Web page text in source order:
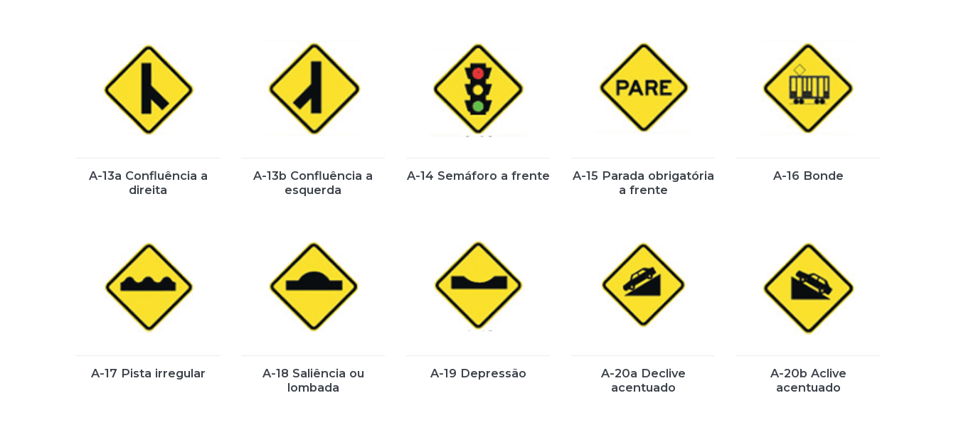
A-13a Confluência a
direita
A-13b Confluência a
esquerda
A-14 Semáforo a frente
A-15 Parada obrigatória
a frente
A-16 Bonde
A-17 Pista irregular
A-18 Saliência ou
lombada
A-19 Depressão
A-20a Declive
acentuado
A-20b Aclive
acentuado